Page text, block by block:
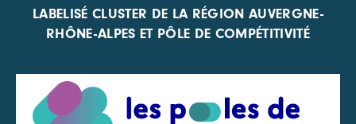
LABELISÉ CLUSTER DE LA RÉGION AUVERGNE-
RHÔNE-ALPES ET PÔLE DE COMPÉTITIVITÉ